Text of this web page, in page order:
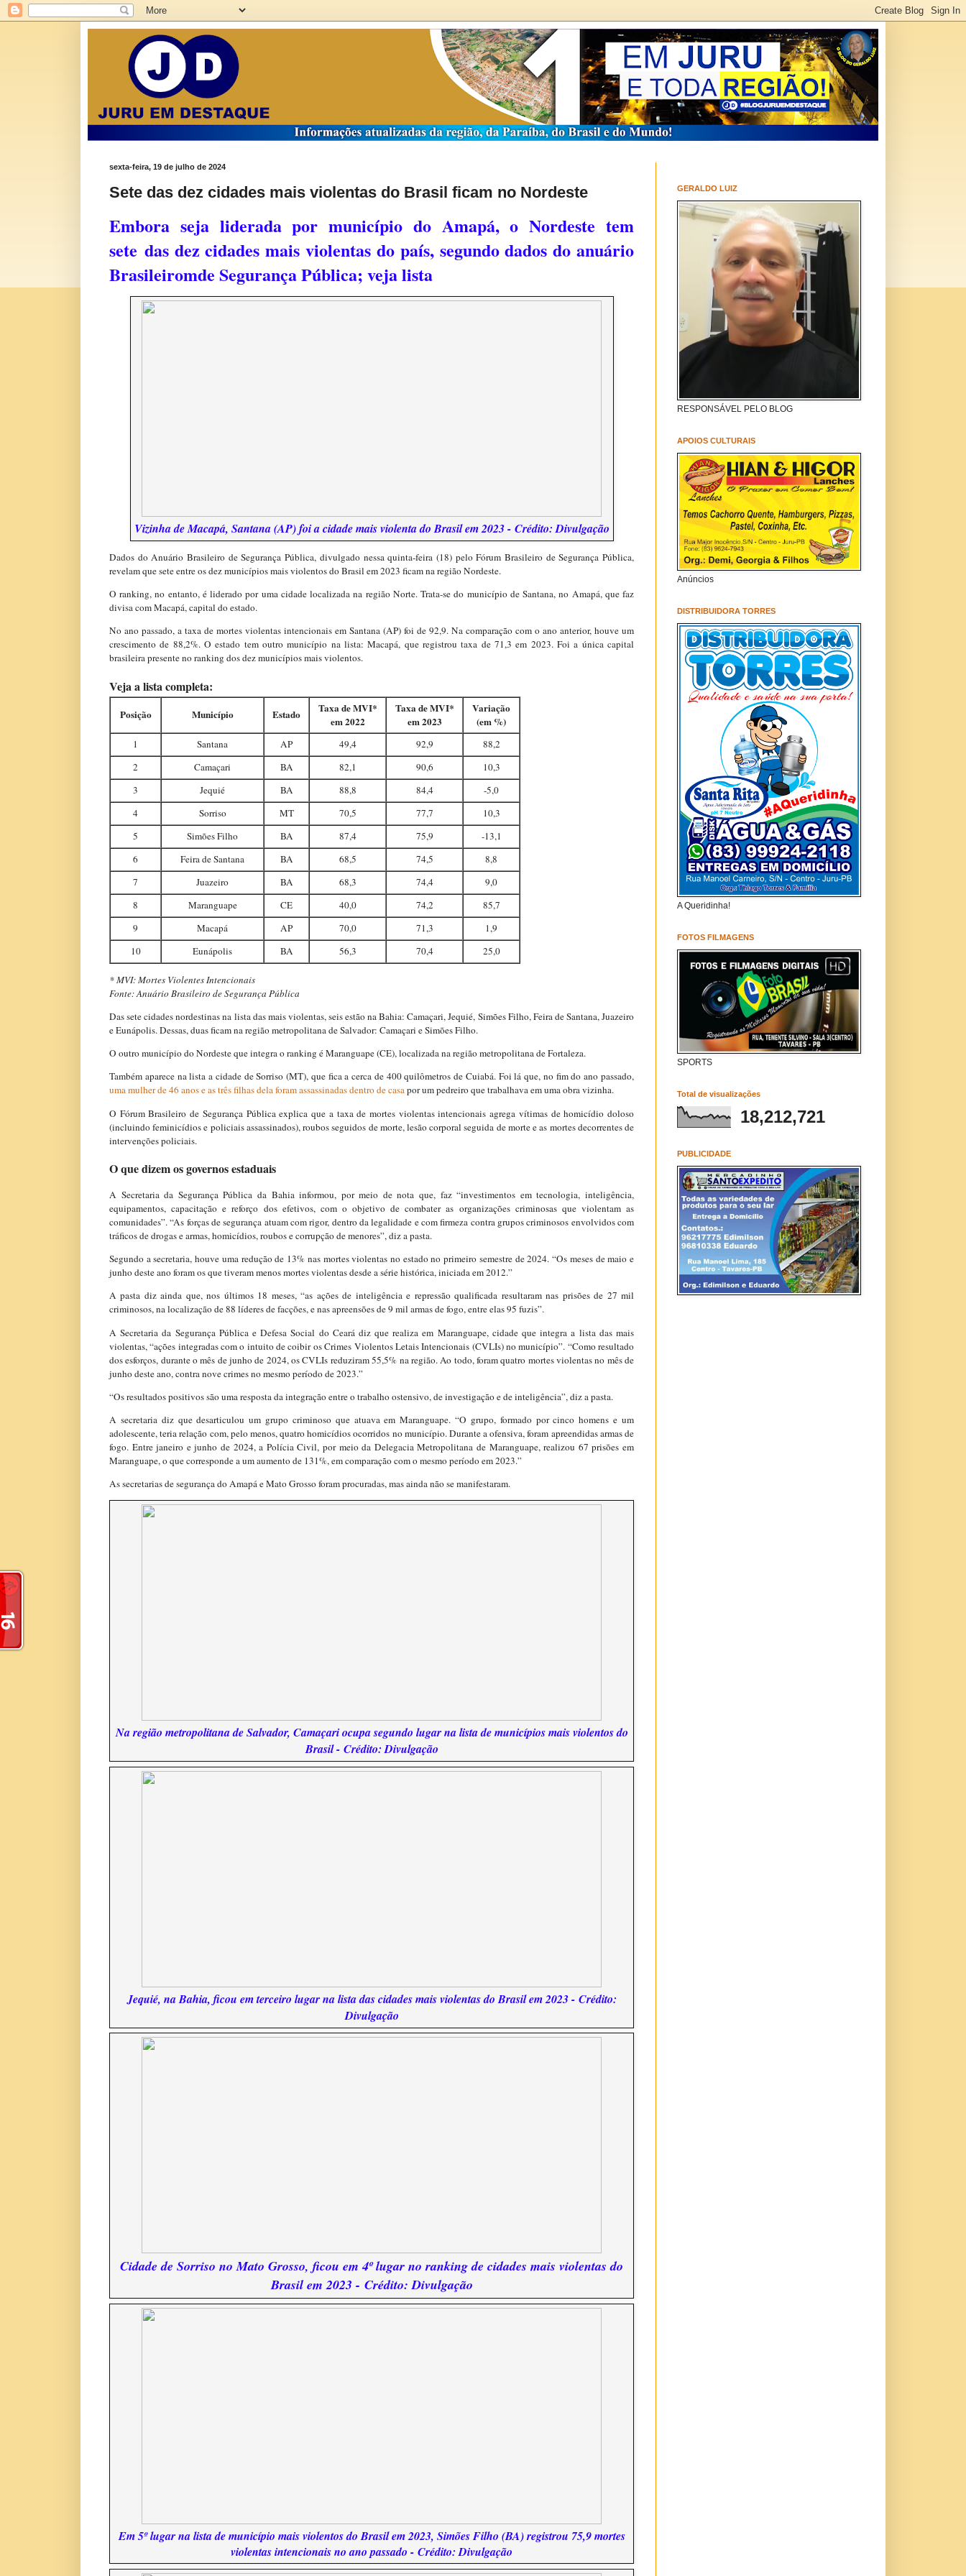
sexta-feira, 19 de julho de 2024
Sete das dez cidades mais violentas do Brasil ficam no Nordeste
Embora seja liderada por município do Amapá, o Nordeste tem
sete das dez cidades mais violentas do país, segundo dados do anuário
Brasileiromde Segurança Pública; veja lista
Vizinha de Macapá, Santana (AP) foi a cidade mais violenta do Brasil em 2023 - Crédito: Divulgação
Dados do Anuário Brasileiro de Segurança Pública, divulgado nessa quinta-feira (18) pelo Fórum Brasileiro de Segurança Pública,
revelam que sete entre os dez municípios mais violentos do Brasil em 2023 ficam na região Nordeste.
O ranking, no entanto, é liderado por uma cidade localizada na região Norte. Trata-se do município de Santana, no Amapá, que faz
divisa com Macapá, capital do estado.
No ano passado, a taxa de mortes violentas intencionais em Santana (AP) foi de 92,9. Na comparação com o ano anterior, houve um
crescimento de 88,2%. O estado tem outro município na lista: Macapá, que registrou taxa de 71,3 em 2023. Foi a única capital
brasileira presente no ranking dos dez municípios mais violentos.
Veja a lista completa:
Posição Município Estado
Taxa de MVI*
em 2022
Taxa de MVI*
em 2023
Variação
(em %)
1 Santana AP 49,4 92,9
88,2
2
Camaçari BA 82,1 90,6
10,3
3
Jequié BA 88,8 84,4
-5,0
4
Sorriso MT 70,5 77,7
10,3
5
Simões Filho BA 87,4 75,9
-13,1
6
Feira de Santana BA 68,5 74,5
8,8
7
Juazeiro BA 68,3 74,4
9,0
8
Maranguape CE 40,0 74,2
85,7
9
Macapá AP 70,0 71,3
1,9
10
Eunápolis BA 56,3 70,4 25,0
* MVI: Mortes Violentes Intencionais
Fonte: Anuário Brasileiro de Segurança Pública
Das sete cidades nordestinas na lista das mais violentas, seis estão na Bahia: Camaçari, Jequié, Simões Filho, Feira de Santana, Juazeiro
e Eunápolis. Dessas, duas ficam na região metropolitana de Salvador: Camaçari e Simões Filho.
O outro município do Nordeste que integra o ranking é Maranguape (CE), localizada na região metropolitana de Fortaleza.
Também aparece na lista a cidade de Sorriso (MT), que fica a cerca de 400 quilômetros de Cuiabá. Foi lá que, no fim do ano passado,
uma mulher de 46 anos e as três filhas dela foram assassinadas dentro de casapor um pedreiro que trabalhava em uma obra vizinha.
O Fórum Brasileiro de Segurança Pública explica que a taxa de mortes violentas intencionais agrega vítimas de homicídio doloso
(incluindo feminicídios e policiais assassinados), roubos seguidos de morte, lesão corporal seguida de morte e as mortes decorrentes de
intervenções policiais.
O que dizem os governos estaduais
A Secretaria da Segurança Pública da Bahia informou, por meio de nota que, faz “investimentos em tecnologia, inteligência,
equipamentos, capacitação e reforço dos efetivos, com o objetivo de combater as organizações criminosas que violentam as
comunidades”. “As forças de segurança atuam com rigor, dentro da legalidade e com firmeza contra grupos criminosos envolvidos com
tráficos de drogas e armas, homicídios, roubos e corrupção de menores”, diz a pasta.
Segundo a secretaria, houve uma redução de 13% nas mortes violentas no estado no primeiro semestre de 2024. “Os meses de maio e
junho deste ano foram os que tiveram menos mortes violentas desde a série histórica, iniciada em 2012.”
A pasta diz ainda que, nos últimos 18 meses, “as ações de inteligência e repressão qualificada resultaram nas prisões de 27 mil
criminosos, na localização de 88 líderes de facções, e nas apreensões de 9 mil armas de fogo, entre elas 95 fuzis”.
A Secretaria da Segurança Pública e Defesa Social do Ceará diz que realiza em Maranguape, cidade que integra a lista das mais
violentas, “ações integradas com o intuito de coibir os Crimes Violentos Letais Intencionais (CVLIs) no município”. “Como resultado
dos esforços, durante o mês de junho de 2024, os CVLIs reduziram 55,5% na região. Ao todo, foram quatro mortes violentas no mês de
junho deste ano, contra nove crimes no mesmo período de 2023.”
“Os resultados positivos são uma resposta da integração entre o trabalho ostensivo, de investigação e de inteligência”, diz a pasta.
A secretaria diz que desarticulou um grupo criminoso que atuava em Maranguape. “O grupo, formado por cinco homens e um
adolescente, teria relação com, pelo menos, quatro homicídios ocorridos no município. Durante a ofensiva, foram apreendidas armas de
fogo. Entre janeiro e junho de 2024, a Polícia Civil, por meio da Delegacia Metropolitana de Maranguape, realizou 67 prisões em
Maranguape, o que corresponde a um aumento de 131%, em comparação com o mesmo período em 2023.”
As secretarias de segurança do Amapá e Mato Grosso foram procuradas, mas ainda não se manifestaram.
Na região metropolitana de Salvador, Camaçari ocupa segundo lugar na lista de municípios mais violentos do
Brasil - Crédito: Divulgação
Jequié, na Bahia, ficou em terceiro lugar na lista das cidades mais violentas do Brasil em 2023 - Crédito:
Divulgação
Cidade de Sorriso no Mato Grosso, ficou em 4º lugar no ranking de cidades mais violentas do
Brasil em 2023 - Crédito: Divulgação
Em 5º lugar na lista de município mais violentos do Brasil em 2023, Simões Filho (BA) registrou 75,9 mortes
violentas intencionais no ano passado - Crédito: Divulgação
GERALDO LUIZ
RESPONSÁVEL PELO BLOG
APOIOS CULTURAIS
Anúncios
DISTRIBUIDORA TORRES
A Queridinha!
FOTOS FILMAGENS
SPORTS
Total de visualizações
18,212,721
PUBLICIDADE